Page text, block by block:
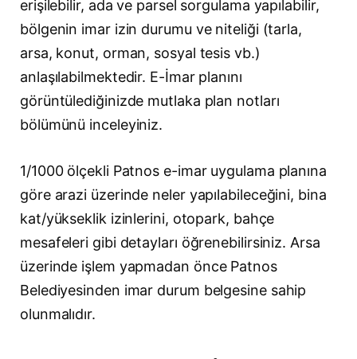
erişilebilir, ada ve parsel sorgulama yapılabilir,
bölgenin imar izin durumu ve niteliği (tarla,
arsa, konut, orman, sosyal tesis vb.)
anlaşılabilmektedir. E-İmar planını
görüntülediğinizde mutlaka plan notları
bölümünü inceleyiniz.
1/1000 ölçekli Patnos e-imar uygulama planına
göre arazi üzerinde neler yapılabileceğini, bina
kat/yükseklik izinlerini, otopark, bahçe
mesafeleri gibi detayları öğrenebilirsiniz. Arsa
üzerinde işlem yapmadan önce Patnos
Belediyesinden imar durum belgesine sahip
olunmalıdır.